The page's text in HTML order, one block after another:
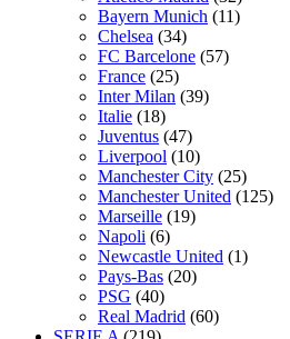
Bayern Munich (11)
Chelsea (34)
FC Barcelone (57)
France (25)
Inter Milan (39)
Italie (18)
Juventus (47)
Liverpool (10)
Manchester City (25)
Manchester United (125)
Marseille (19)
Napoli (6)
Newcastle United (1)
Pays-Bas (20)
PSG (40)
Real Madrid (60)